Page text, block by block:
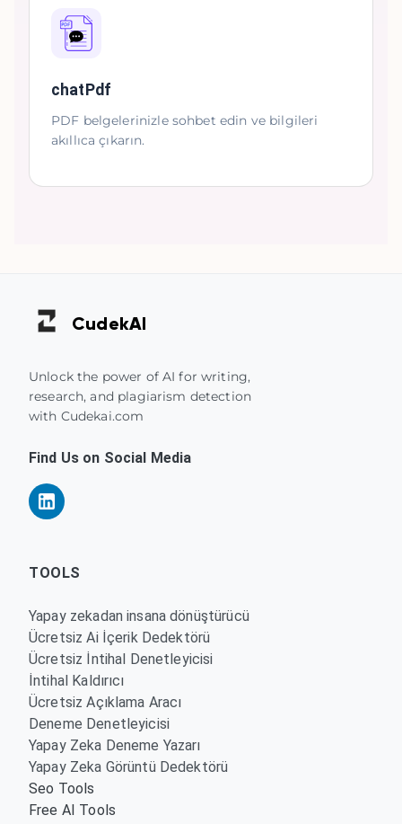
chatPdf
PDF belgelerinizle sohbet edin ve bilgileri
akıllıca çıkarın.
CudekAI
Unlock the power of AI for writing,
research, and plagiarism detection
with Cudekai.com
Find Us on Social Media
TOOLS
Yapay zekadan insana dönüştürücü
Ücretsiz Ai İçerik Dedektörü
Ücretsiz İntihal Denetleyicisi
İntihal Kaldırıcı
Ücretsiz Açıklama Aracı
Deneme Denetleyicisi
Yapay Zeka Deneme Yazarı
Yapay Zeka Görüntü Dedektörü
Seo Tools
Free AI Tools